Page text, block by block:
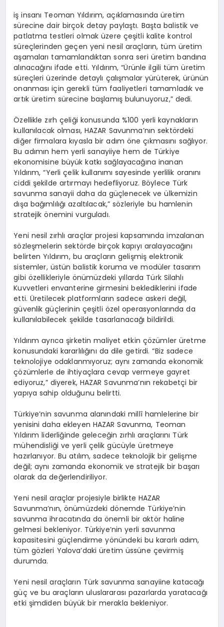
iş insanı Teoman Yıldırım, açıklamasında üretim
sürecine dair birçok detay paylaştı. Başta balistik ve
patlatma testleri olmak üzere çeşitli kalite kontrol
süreçlerinden geçen yeni nesil araçların, tüm üretim
aşamaları tamamlandıktan sonra seri üretim bandına
alınacağını ifade etti. Yıldırım, “Ürünle ilgili tüm üretim
süreçleri üzerinde detaylı çalışmalar yürüterek, ürünün
onanması için gerekli tüm faaliyetleri tamamladık ve
artık üretim sürecine başlamış bulunuyoruz,” dedi.
Özellikle zırh çeliği konusunda %100 yerli kaynakların
kullanılacak olması, HAZAR Savunma’nın sektördeki
diğer firmalara kıyasla bir adım öne çıkmasını sağlıyor.
Bu adımın hem yerli sanayiiye hem de Türkiye
ekonomisine büyük katkı sağlayacağına inanan
Yıldırım, “Yerli çelik kullanımı sayesinde yerlilik oranını
ciddi şekilde artırmayı hedefliyoruz. Böylece Türk
savunma sanayii daha da güçlenecek ve ülkemizin
dışa bağımlılığı azaltılacak,” sözleriyle bu hamlenin
stratejik önemini vurguladı.
Yeni nesil zırhlı araçlar projesi kapsamında imzalanan
sözleşmelerin sektörde birçok kapıyı aralayacağını
belirten Yıldırım, bu araçların gelişmiş elektronik
sistemler, üstün balistik koruma ve modüler tasarım
gibi özellikleriyle önümüzdeki yıllarda Türk Silahlı
Kuvvetleri envanterine girmesini beklediklerini ifade
etti. Üretilecek platformların sadece askeri değil,
güvenlik güçlerinin çeşitli özel operasyonlarında da
kullanılabilecek şekilde tasarlanacağı bildirildi.
Yıldırım ayrıca şirketin maliyet etkin çözümler üretme
konusundaki kararlılığını da dile getirdi. “Biz sadece
teknolojiye odaklanmıyoruz; aynı zamanda ekonomik
çözümlerle de ihtiyaçlara cevap vermeye gayret
ediyoruz,” diyerek, HAZAR Savunma’nın rekabetçi bir
yapıya sahip olduğunu belirtti.
Türkiye’nin savunma alanındaki millî hamlelerine bir
yenisini daha ekleyen HAZAR Savunma, Teoman
Yıldırım liderliğinde geleceğin zırhlı araçlarını Türk
mühendisliği ve yerli çelik gücüyle üretmeye
hazırlanıyor. Bu atılım, sadece teknolojik bir gelişme
değil; aynı zamanda ekonomik ve stratejik bir başarı
olarak da değerlendiriliyor.
Yeni nesil araçlar projesiyle birlikte HAZAR
Savunma’nın, önümüzdeki dönemde Türkiye’nin
savunma ihracatında da önemli bir aktör haline
gelmesi bekleniyor. Türkiye’nin yerli savunma
kapasitesini güçlendirme yönündeki bu kararlı adım,
tüm gözleri Yalova’daki üretim üssüne çevirmiş
durumda.
Yeni nesil araçların Türk savunma sanayiine katacağı
güç ve bu araçların uluslararası pazarlarda yaratacağı
etki şimdiden büyük bir merakla bekleniyor.